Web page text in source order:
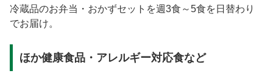
冷蔵品のお弁当・おかずセットを週3食～5食を日替わり
でお届け。
ほか健康食品・アレルギー対応食など